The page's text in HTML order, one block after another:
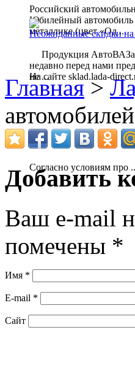
На сайте sklad.lada-
Согласно условиям про
Российский
Юбилейный автомобиль
металлике (цвет «Од ...
Неожиданные скидки на
Продукция АвтоВАЗа
недавно перед нами
не ...
Главная>
Добавить
Ваш e-mail
помечены *
Имя *
E-mail *
Сайт